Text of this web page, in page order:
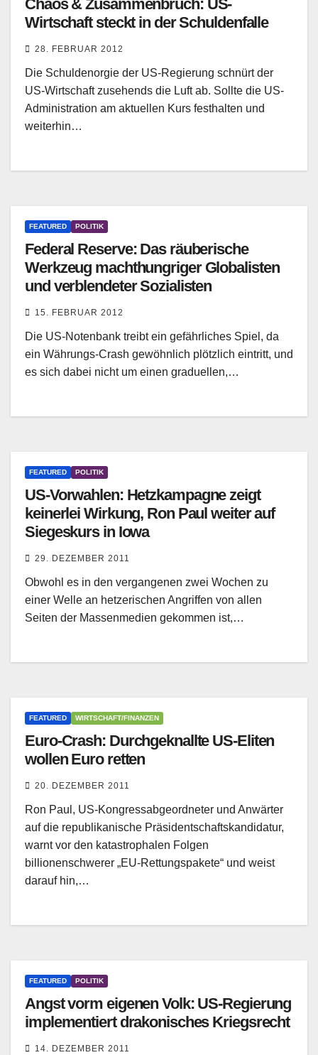
Chaos & Zusammenbruch: US-
Wirtschaft steckt in der Schuldenfalle
28. FEBRUAR 2012
Die Schuldenorgie der US-Regierung schnürt der
US-Wirtschaft zusehends die Luft ab. Sollte die US-
Administration am aktuellen Kurs festhalten und
weiterhin…
FEATURED POLITIK
Federal Reserve: Das räuberische
Werkzeug machthungriger Globalisten
und verblendeter Sozialisten
15. FEBRUAR 2012
Die US-Notenbank treibt ein gefährliches Spiel, da
ein Währungs-Crash gewöhnlich plötzlich eintritt, und
es sich dabei nicht um einen graduellen,…
FEATURED POLITIK
US-Vorwahlen: Hetzkampagne zeigt
keinerlei Wirkung, Ron Paul weiter auf
Siegeskurs in Iowa
29. DEZEMBER 2011
Obwohl es in den vergangenen zwei Wochen zu
einer Welle an hetzerischen Angriffen von allen
Seiten der Massenmedien gekommen ist,…
FEATURED WIRTSCHAFT/FINANZEN
Euro-Crash: Durchgeknallte US-Eliten
wollen Euro retten
20. DEZEMBER 2011
Ron Paul, US-Kongressabgeordneter und Anwärter
auf die republikanische Präsidentschaftskandidatur,
warnt vor den katastrophalen Folgen
billionenschwerer „EU-Rettungspakete“ und weist
darauf hin,…
FEATURED POLITIK
Angst vorm eigenen Volk: US-Regierung
implementiert drakonisches Kriegsrecht
14. DEZEMBER 2011